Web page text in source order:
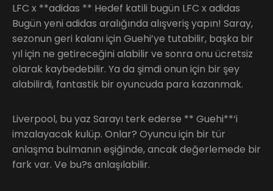
LFC x **adidas ** Hedef katili bugün LFC x adidas
Bugün yeni adidas aralığında alışveriş yapın! Saray,
sezonun geri kalanı için Guehi’ye tutabilir, başka bir
yıl için ne getireceğini alabilir ve sonra onu ücretsiz
olarak kaybedebilir. Ya da şimdi onun için bir şey
alabilirdi, fantastik bir oyuncuda para kazanmak.
Liverpool, bu yaz Sarayı terk ederse ** Guehi**‘i
imzalayacak kulüp. Onlar? Oyuncu için bir tür
anlaşma bulmanın eşiğinde, ancak değerlemede bir
fark var. Ve bu?s anlaşılabilir.